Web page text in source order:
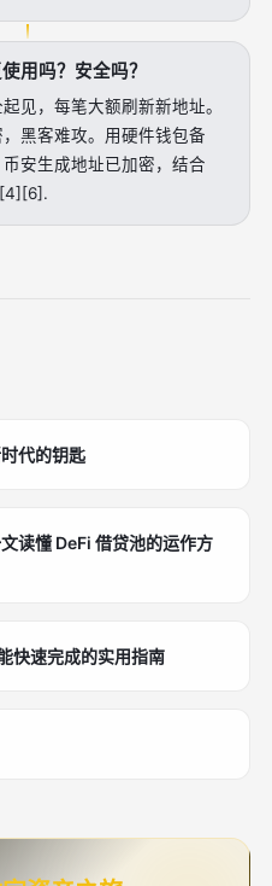
用吗？安全吗？
见，每笔大额刷新新地址。
黑客难攻。用硬件钱包备
安生成地址已加密，结合
[4][6].
代的钥匙
读懂 DeFi 借贷池的运作方
快速完成的实用指南